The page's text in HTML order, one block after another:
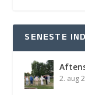
SENESTE
2. aug